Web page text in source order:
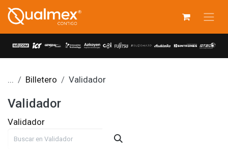
... Billetero Validador
Validador
Validador